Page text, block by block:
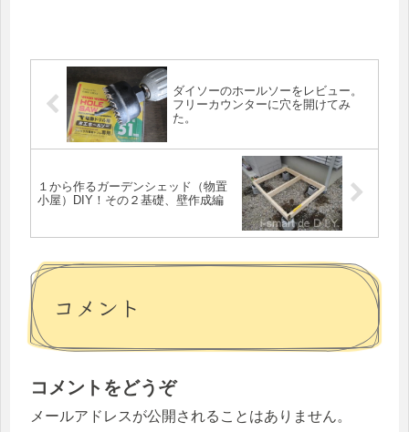
ダイソーのホールソーをレビュー。
フリーカウンターに穴を開けてみ
た。
１から作るガーデンシェッド（物置
小屋）DIY！その２基礎、壁作成編
コメント
コメントをどうぞ
メールアドレスが公開されることはありません。